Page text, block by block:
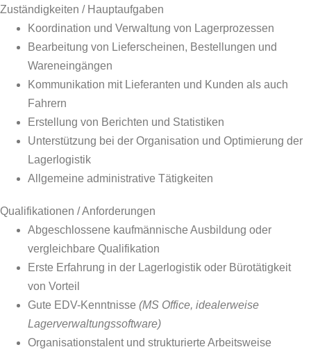
Zuständigkeiten / Hauptaufgaben
Koordination und Verwaltung von Lagerprozessen
Bearbeitung von Lieferscheinen, Bestellungen und
Wareneingängen
Kommunikation mit Lieferanten und Kunden als auch
Fahrern
Erstellung von Berichten und Statistiken
Unterstützung bei der Organisation und Optimierung der
Lagerlogistik
Allgemeine administrative Tätigkeiten
Qualifikationen / Anforderungen
Abgeschlossene kaufmännische Ausbildung oder
vergleichbare Qualifikation
Erste Erfahrung in der Lagerlogistik oder Bürotätigkeit
von Vorteil
Gute EDV-Kenntnisse (MS Office, idealerweise
Lagerverwaltungssoftware)
Organisationstalent und strukturierte Arbeitsweise